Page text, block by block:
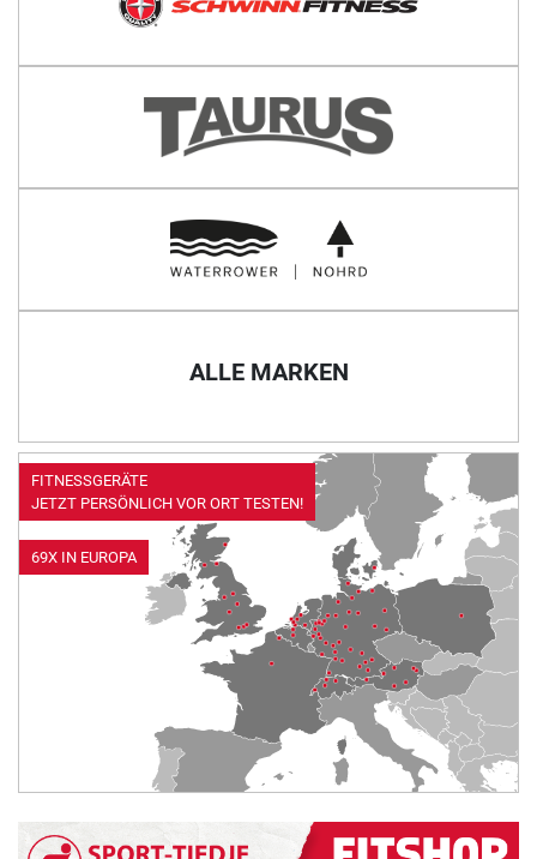
ALLE MARKEN
FITNESSGERÄTE
JETZT PERSÖNLICH VOR ORT TESTEN!
69X IN EUROPA